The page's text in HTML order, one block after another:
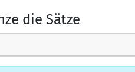
die Sätze